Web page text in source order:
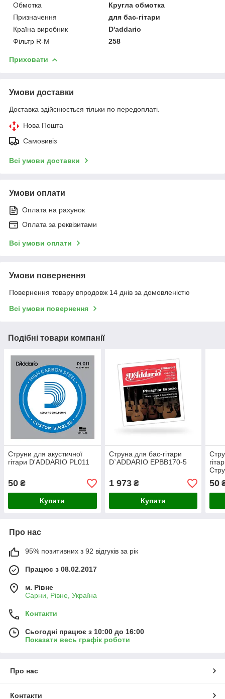
Обмотка
Кругла обмотка
Призначення
для бас-гітари
Країна виробник
D'addario
Фільтр R-M
258
Приховати
Умови доставки
Доставка здійснюється тільки по передоплаті.
Нова Пошта
Самовивіз
Всі умови доставки
Умови оплати
Оплата на рахунок
Оплата за реквізитами
Всі умови оплати
Умови повернення
Повернення товару впродовж 14 днів за домовленістю
Всі умови повернення
Подібні товари компанії
Струни для акустичної
гітари D'ADDARIO PL011
50 ₴
Купити
Струна для бас-гітари
D`ADDARIO EPBB170-5
1 973₴
Купити
50
Про нас
95% позитивних з 92 відгуків за рік
Працює з 08.02.2017
м. Рівне
Сарни, Рівне, Україна
Контакти
Сьогодні працює з 10:00 до 16:00
Показати весь графік роботи
Про нас
Контакти